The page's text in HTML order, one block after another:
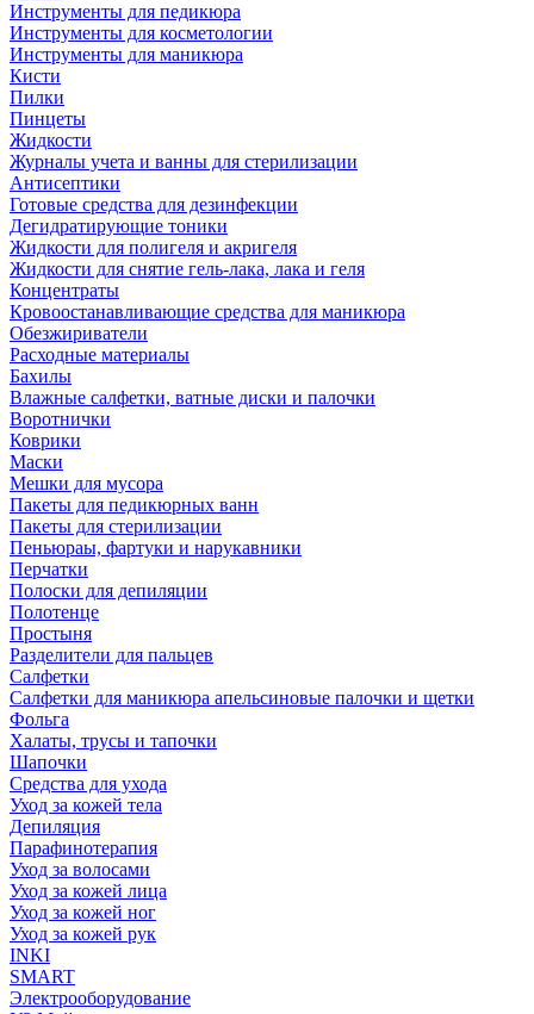
Инструменты для педикюра
Инструменты для косметологии
Инструменты для маникюра
Кисти
Пилки
Пинцеты
Жидкости
Журналы учета и ванны для стерилизации
Антисептики
Готовые средства для дезинфекции
Дегидратирующие тоники
Жидкости для полигеля и акригеля
Жидкости для снятие гель-лака, лака и геля
Концентраты
Кровоостанавливающие средства для маникюра
Обезжириватели
Расходные материалы
Бахилы
Влажные салфетки, ватные диски и палочки
Воротнички
Коврики
Маски
Мешки для мусора
Пакеты для педикюрных ванн
Пакеты для стерилизации
Пеньюраы, фартуки и нарукавники
Перчатки
Полоски для депиляции
Полотенце
Простыня
Разделители для пальцев
Салфетки
Салфетки для маникюра апельсиновые палочки и щетки
Фольга
Халаты, трусы и тапочки
Шапочки
Средства для ухода
Уход за кожей тела
Депиляция
Парафинотерапия
Уход за волосами
Уход за кожей лица
Уход за кожей ног
Уход за кожей рук
INKI
SMART
Электрооборудование